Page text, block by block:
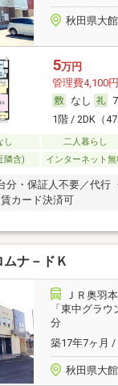
秋田県大
5万円
管理費4,100円
なし
1階 / 2DK（
し 二人暮らし
隣含)
インターネット無
分・保証人不要／代行
カード決済可
ムナ－ドＫ
ＪＲ奥羽
「東中グラ
分
築17年7ヶ月 /
秋田県大